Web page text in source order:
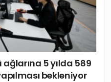
5 yılda 589
bekleniyor